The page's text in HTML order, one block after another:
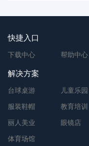
快捷入口
下载中心 帮助中心
解决方案
台球桌游 儿童乐园
服装鞋帽
教育培训
丽人美业
眼镜店
体育场馆